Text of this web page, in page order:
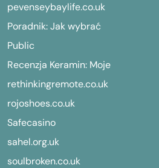
pevenseybaylife.co.uk
Poradnik: Jak wybrać
Public
Recenzja Keramin: Moje
rethinkingremote.co.uk
rojoshoes.co.uk
Safecasino
sahel.org.uk
soulbroken.co.uk